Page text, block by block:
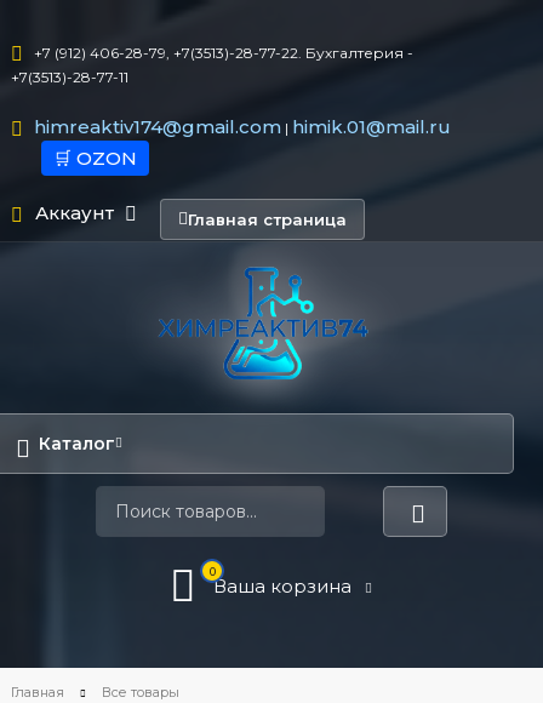
+7 (912) 406-28-79, +7(3513)-28-77-22. Бухгалтерия -
+7(3513)-28-77-11
himreaktiv174@gmail.com| himik.01@mail.ru
🛒 OZON
Аккаунт Главная страница
Каталог
0
Ваша корзина
Главная Все товары